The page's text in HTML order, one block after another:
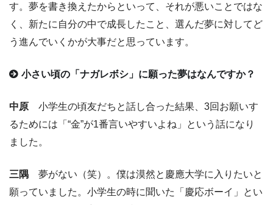
す。夢を書き換えたからといって、それが悪いことではな
く、新たに自分の中で成長したこと、選んだ夢に対してど
う進んでいくかが大事だと思っています。
小さい頃の「ナガレボシ」に願った夢はなんですか？
中原 小学生の頃友だちと話し合った結果、3回お願いす
るためには「“金”が1番言いやすいよね」という話になり
ました。
三隅 夢がない（笑）。僕は漠然と慶應大学に入りたいと
願っていました。小学生の時に聞いた「慶応ボーイ」とい